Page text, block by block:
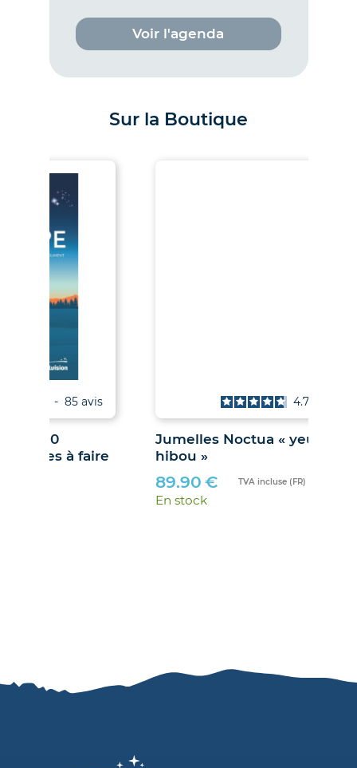
Voir l'agenda
Sur la Boutique
Jumelles Noctua « yeux de
hibou »
5- 67 avis
TVA incluse (FR)